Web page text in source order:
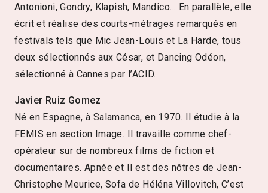
Antonioni, Gondry, Klapish, Mandico… En parallèle, elle
écrit et réalise des courts-métrages remarqués en
festivals tels que Mic Jean-Louis et La Harde, tous
deux sélectionnés aux César, et Dancing Odéon,
sélectionné à Cannes par l’ACID.
Javier Ruiz Gomez
Né en Espagne, à Salamanca, en 1970. Il étudie à la
FEMIS en section Image. Il travaille comme chef-
opérateur sur de nombreux films de fiction et
documentaires. Apnée et Il est des nôtres de Jean-
Christophe Meurice, Sofa de Héléna Villovitch, C’est